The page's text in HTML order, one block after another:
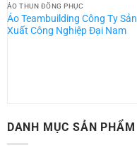
ÁO THUN ĐỒNG PHỤC
Áo Teambuilding Công Ty Sản
Xuất Công Nghiệp Đại Nam
DANH MỤC SẢN PHẨM